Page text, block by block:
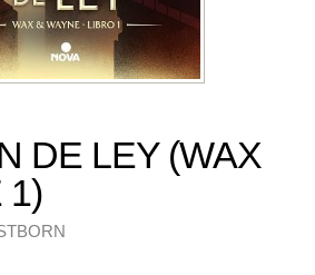
DE LEY (WAX
1)